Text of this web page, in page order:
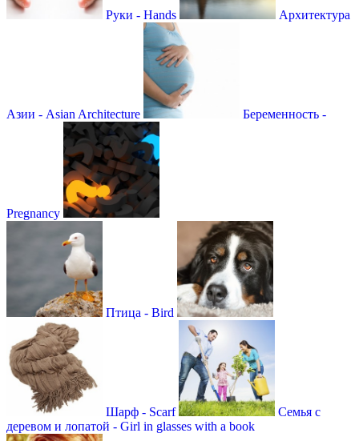
Руки - Hands Архитектура
Азии - Asian Architecture Беременность -
Pregnancy
Птица - Bird
Шарф - Scarf
Семья с
деревом и лопатой - Girl in glasses with a book